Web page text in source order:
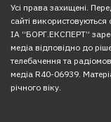
Усі права захищені.
сайті використовуються
ІА “БОРГ.ЕКСПЕРТ”
медіа відповідно до
телебачення та
медіа R40-06939.
річного віку.